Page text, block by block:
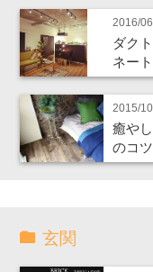
2016/
ダク
ネート
2015/
癒や
のコツ
玄関